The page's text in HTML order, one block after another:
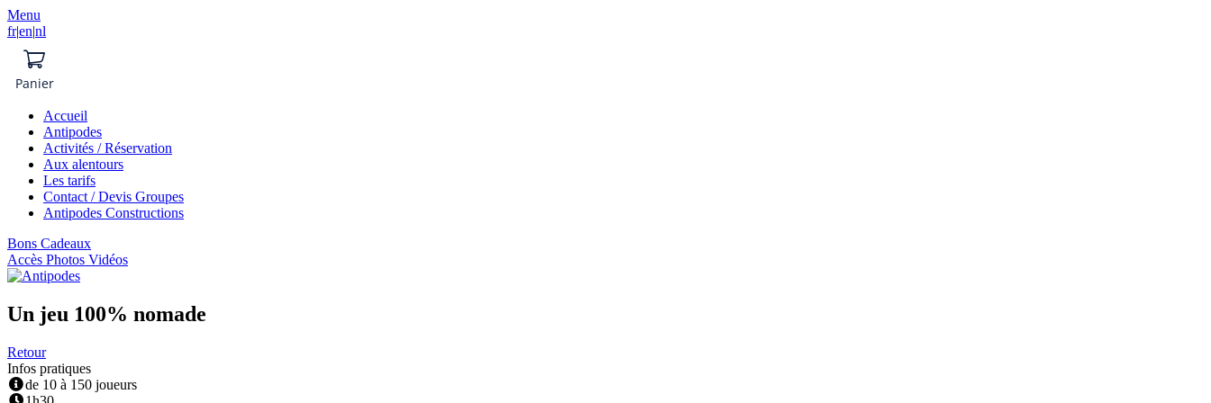
Menu
fr|en|nl
Panier
Accueil
Antipodes
Activités / Réservation
Aux alentours
Les tarifs
Contact / Devis Groupes
Antipodes Constructions
Bons Cadeaux
Accès Photos Vidéos
Un jeu 100% nomade
Retour
Infos pratiques
de 10 à 150 joueurs